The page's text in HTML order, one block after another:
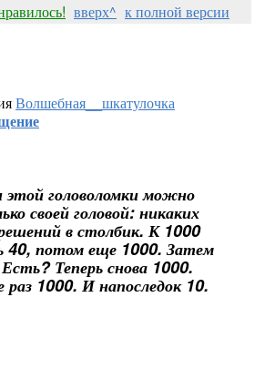
вверх^ к полной версии
Волшебная__шкатулочка
головоломки можно
своей головой: никаких
в столбик. К 1000
40, потом еще 1000. Затем
Теперь снова 1000.
1000. И напоследок 10.